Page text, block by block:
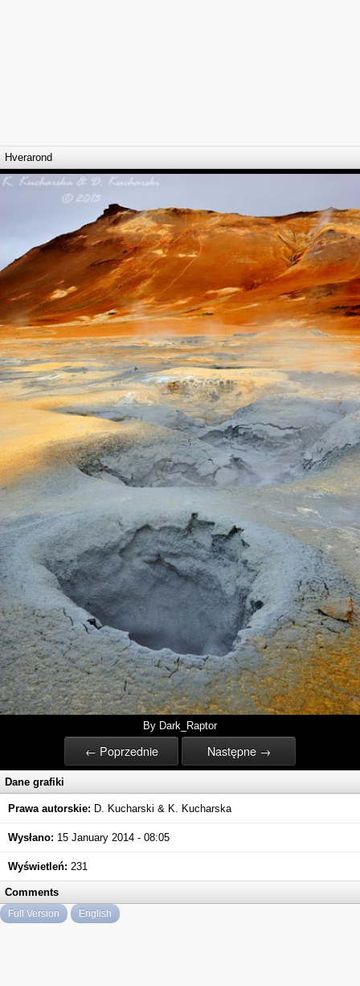
Hverarond
By Dark_Raptor
← Poprzednie Następne →
Dane grafiki
Prawa autorskie: D. Kucharski & K. Kucharska
Wysłano: 15 January 2014 - 08:05
Wyświetleń: 231
Comments
Full Version English